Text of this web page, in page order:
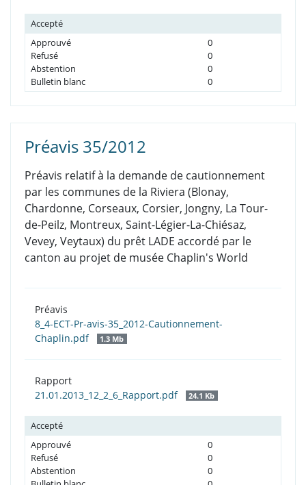
Accepté
Approuvé
0
Refusé
0
Abstention
0
Bulletin blanc
0
Préavis 35/2012
Préavis relatif à la demande de cautionnement
par les communes de la Riviera (Blonay,
Chardonne, Corseaux, Corsier, Jongny, La Tour-
de-Peilz, Montreux, Saint-Légier-La-Chiésaz,
Vevey, Veytaux) du prêt LADE accordé par le
canton au projet de musée Chaplin's World
Préavis
8_4-ECT-Pr-avis-35_2012-Cautionnement-
Chaplin.pdf
1.3 Mb
Rapport
21.01.2013_12_2_6_Rapport.pdf
24.1 Kb
Accepté
Approuvé
0
Refusé
0
Abstention
0